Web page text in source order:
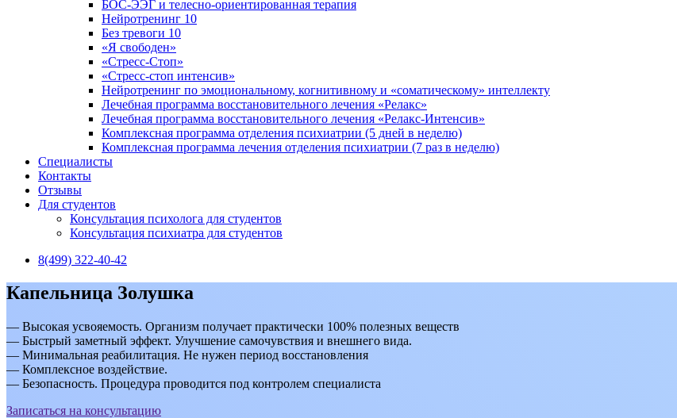
БОС-ЭЭГ и телесно-ориентированная терапия
Нейротренинг 10
Без тревоги 10
«Я свободен»
«Стресс-Стоп»
«Стресс-стоп интенсив»
Нейротренинг по эмоциональному, когнитивному и «соматическому» интеллекту
Лечебная программа восстановительного лечения «Релакс»
Лечебная программа восстановительного лечения «Релакс-Интенсив»
Комплексная программа отделения психиатрии (5 дней в неделю)
Комплексная программа лечения отделения психиатрии (7 раз в неделю)
Специалисты
Контакты
Отзывы
Для студентов
Консультация психолога для студентов
Консультация психиатра для студентов
8(499) 322-40-42
Капельница Золушка
— Высокая усвояемость. Организм получает практически 100% полезных веществ
— Быстрый заметный эффект. Улучшение самочувствия и внешнего вида.
— Минимальная реабилитация. Не нужен период восстановления
— Комплексное воздействие.
— Безопасность. Процедура проводится под контролем специалиста
Записаться на консультацию